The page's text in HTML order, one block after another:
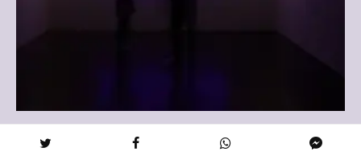
Musée de l’illusion à Rome : une expérience immersive à ne